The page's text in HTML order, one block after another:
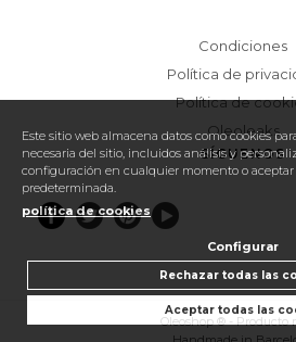
Condiciones
Política de
Política de
Oleoleaks
SÍGUENOS
Configurar cookies
Oleoshop ® - Producto
Este sitio web almacena datos como cookies
necesaria del sitio, incluidos análisis y
configuración en cualquier momento o
predeterminada.
política de cookies
Configurar
Rechazar todas las
Aceptar todas las